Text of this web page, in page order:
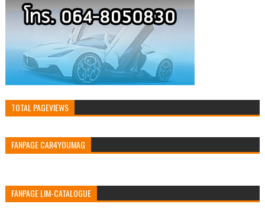
TOTAL PAGEVIEWS
FANPAGE CAR4YOUMAG
FANPAGE LIM-CATALOGUE